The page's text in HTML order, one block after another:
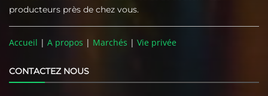
producteurs près de chez vous.
Accueil | A propos | Marchés | Vie privée
CONTACTEZ NOUS